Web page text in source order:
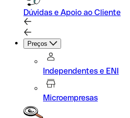
Dúvidas e Apoio ao Cliente
Preços
Independentes e ENI
Microempresas